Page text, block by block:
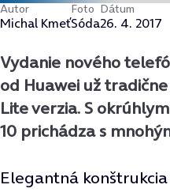
Autor
Michal Kmeť
Foto
Sóda
Dátum
26. 4. 2017
Vydanie nového
od Huawei už
Lite verzia. S
10 prichádza s
Elegantná konštrukcia